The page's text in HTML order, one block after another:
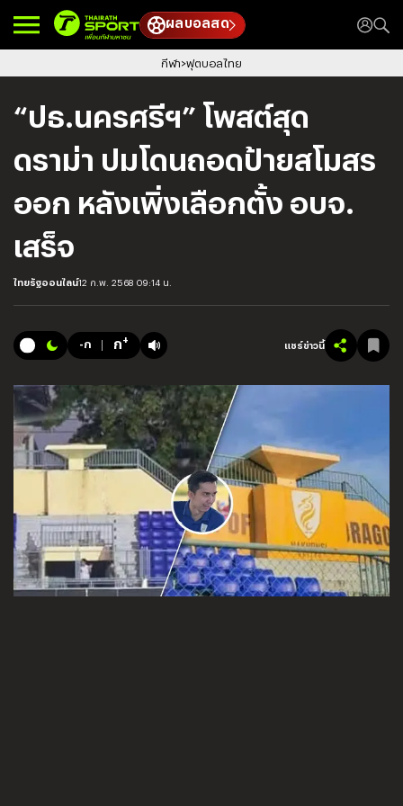
ผลบอลสด
กีฬา ฟุตบอลไทย
“ปธ.นครศรีฯ” โพสต์สุด
ดราม่า ปมโดนถอดป้ายสโมสร
ออก หลังเพิ่งเลือกตั้ง อบจ.
เสร็จ
ไทยรัฐออนไลน์12 ก.พ. 2568 09:14 น.
-ก ก+ แชร์ข่าวนี้